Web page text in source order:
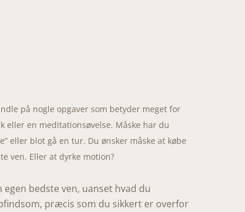
på nogle opgaver som betyder meget for
eller en meditationsøvelse. Måske har du
eller blot gå en tur. Du ønsker måske at købe
ven. Eller at dyrke motion?
bedste ven, uanset hvad du
præcis som du sikkert er overfor